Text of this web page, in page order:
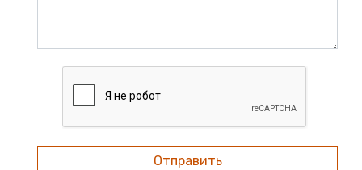
Отправить